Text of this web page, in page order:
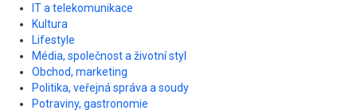
IT a telekomunikace
Kultura
Lifestyle
Média, společnost a životní styl
Obchod, marketing
Politika, veřejná správa a soudy
Potraviny, gastronomie